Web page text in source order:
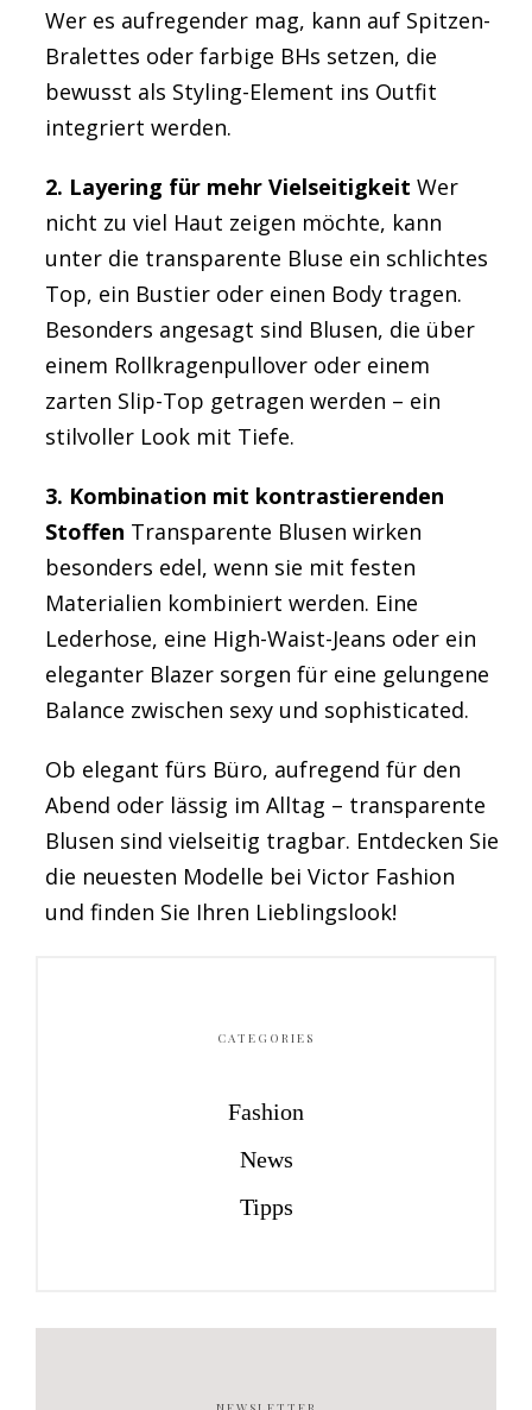
Wer es aufregender mag, kann auf Spitzen-
Bralettes oder farbige BHs setzen, die
bewusst als Styling-Element ins Outfit
integriert werden.
2. Layering für mehr Vielseitigkeit Wer
nicht zu viel Haut zeigen möchte, kann
unter die transparente Bluse ein schlichtes
Top, ein Bustier oder einen Body tragen.
Besonders angesagt sind Blusen, die über
einem Rollkragenpullover oder einem
zarten Slip-Top getragen werden – ein
stilvoller Look mit Tiefe.
3. Kombination mit kontrastierenden
Stoffen Transparente Blusen wirken
besonders edel, wenn sie mit festen
Materialien kombiniert werden. Eine
Lederhose, eine High-Waist-Jeans oder ein
eleganter Blazer sorgen für eine gelungene
Balance zwischen sexy und sophisticated.
Ob elegant fürs Büro, aufregend für den
Abend oder lässig im Alltag – transparente
Blusen sind vielseitig tragbar. Entdecken Sie
die neuesten Modelle bei Victor Fashion
und finden Sie Ihren Lieblingslook!
CATEGORIES
Fashion
News
Tipps